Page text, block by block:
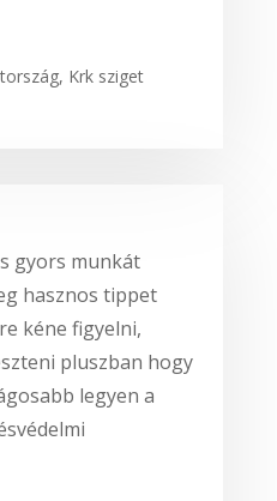
Krk sziget
gyors munkát
hasznos tippet
kéne figyelni,
pluszban hogy
legyen a